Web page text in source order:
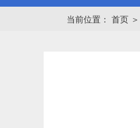
当前位置： 首页 ＞